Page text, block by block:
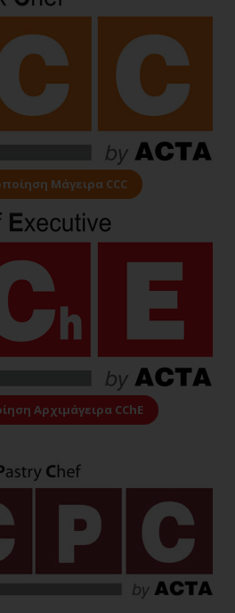
Μάγειρα CCC
Αρχιμάγειρα CChE